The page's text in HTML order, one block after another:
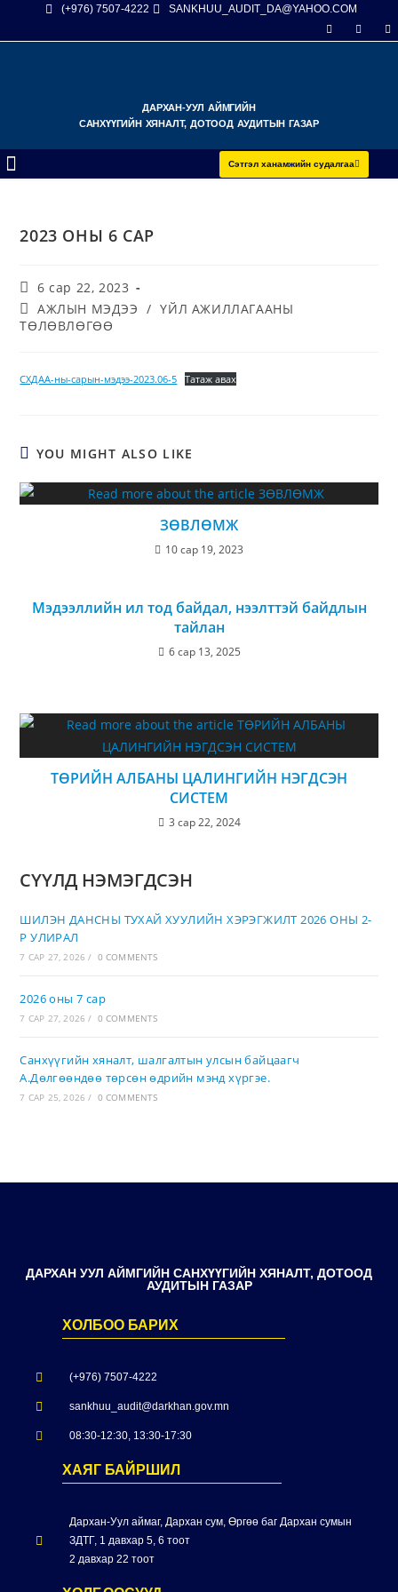
(+976) 7507-4222 SANKHUU_AUDIT_DA@YAHOO.COM
ДАРХАН-УУЛ АЙМГИЙН
САНХҮҮГИЙН ХЯНАЛТ, ДОТООД АУДИТЫН ГАЗАР
Сэтгэл ханамжийн судалгаа
2023 ОНЫ 6 САР
6 сар 22, 2023
АЖЛЫН МЭДЭЭ / ҮЙЛ АЖИЛЛАГААНЫ
ТӨЛӨВЛӨГӨӨ
СХДАА-ны-сарын-мэдээ-2023.06-5 Татаж авах
YOU MIGHT ALSO LIKE
ЗӨВЛӨМЖ
10 сар 19, 2023
Мэдээллийн ил тод байдал, нээлттэй байдлын
тайлан
6 сар 13, 2025
ТӨРИЙН АЛБАНЫ ЦАЛИНГИЙН НЭГДСЭН
СИСТЕМ
3 сар 22, 2024
СҮҮЛД НЭМЭГДСЭН
ШИЛЭН ДАНСНЫ ТУХАЙ ХУУЛИЙН ХЭРЭГЖИЛТ 2026 ОНЫ 2-
Р УЛИРАЛ
7 САР 27, 2026 / 0 COMMENTS
2026 оны 7 сар
7 САР 27, 2026 / 0 COMMENTS
Санхүүгийн хяналт, шалгалтын улсын байцаагч
А.Дөлгөөндөө төрсөн өдрийн мэнд хүргэе.
7 САР 25, 2026 / 0 COMMENTS
ДАРХАН УУЛ АЙМГИЙН САНХҮҮГИЙН ХЯНАЛТ, ДОТООД
АУДИТЫН ГАЗАР
ХОЛБОО БАРИХ
(+976) 7507-4222
sankhuu_audit@darkhan.gov.mn
08:30-12:30, 13:30-17:30
ХАЯГ БАЙРШИЛ
Дархан-Уул аймаг, Дархан сум, Өргөө баг Дархан сумын
ЗДТГ, 1 давхар 5, 6 тоот
2 давхар 22 тоот